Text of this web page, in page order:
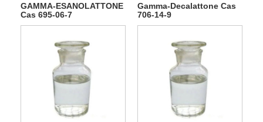
GAMMA-ESANOLATTONE
Cas 695-06-7
Gamma-Decalattone Cas
706-14-9